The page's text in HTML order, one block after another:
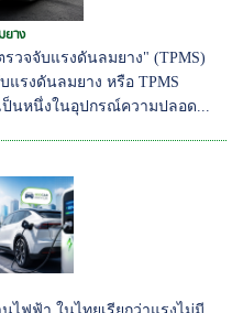
ยาง
วจจับแรงดันลมยาง" (TPMS)
แรงดันลมยาง หรือ TPMS
เป็นหนึ่งในอุปกรณ์ความปลอด...